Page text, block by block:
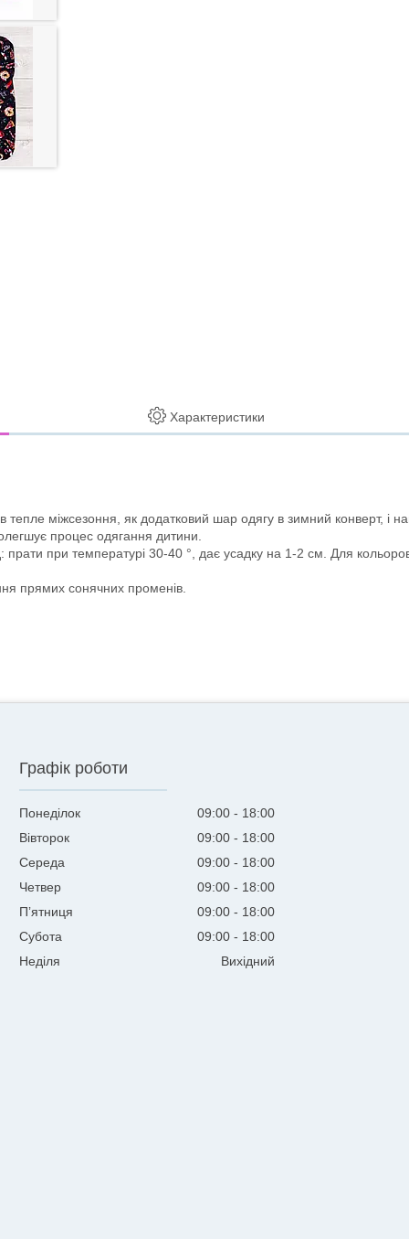
Характеристики
міжсезоння, як додатковий шар одягу в зимний конверт, і
процес одягання дитини.
при температурі 30-40 °, дає усадку на 1-2 см. Для
прямих сонячних променів.
Графік роботи
Понеділок 09:00
18:00
Вівторок
09:00
18:00
Середа
09:00
18:00
Четвер
09:00
18:00
Пʼятниця
09:00
18:00
Субота
09:00
18:00
Неділя
Вихідний